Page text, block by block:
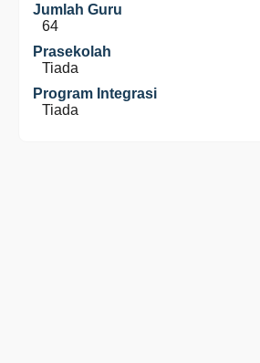
Jumlah Guru
64
Prasekolah
Tiada
Program Integrasi
Tiada